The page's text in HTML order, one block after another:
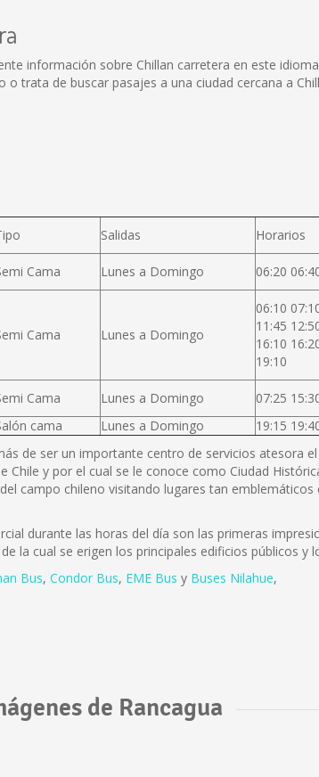
información sobre Chillan carretera en este
trata de buscar pasajes a una ciudad cercana a
Salidas Horarios
Cama Lunes a Domingo 06:20
Cama Lunes a Domingo
06:10
11:45
16:10
19:10
Cama Lunes a Domingo
07:25
cama Lunes a Domingo
19:15
de ser un importante centro de servicios atesora
y por el cual se le conoce como Ciudad
campo chileno visitando lugares tan
durante las horas del día son las primeras
la cual se erigen los principales edificios públicos
Bus, Condor Bus, EME Bus y Buses Nilahue,
de Rancagua